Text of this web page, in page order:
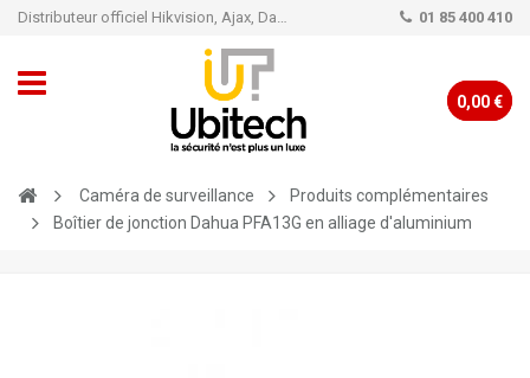
Distributeur officiel Hikvision, Ajax, Dahua, TP-Link - Caméra de vidéo surveillance - Alarme 01 85 400 410
0,00 €
Caméra de surveillance
Produits complémentaires
Boîtier de jonction Dahua PFA13G en alliage d'aluminium